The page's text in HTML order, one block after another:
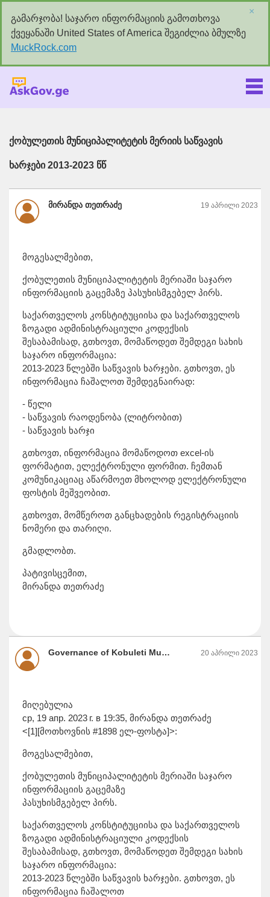
გამარჯობა! საჯარო ინფორმაციის გამოთხოვა
ქვეყანაში United States of America შეგიძლია ბმულზე
MuckRock.com
×
ქობულეთის მუნიციპალიტეტის მერიის საწვავის
ხარჯები 2013-2023 წწ
მირანდა თეთრაძე 19 აპრილი 2023
მოგესალმებით,
ქობულეთის მუნიციპალიტეტის მერიაში საჯარო
ინფორმაციის გაცემაზე პასუხისმგებელ პირს.
საქართველოს კონსტიტუციისა და საქართველოს
ზოგადი ადმინისტრაციული კოდექსის
შესაბამისად, გთხოვთ, მომაწოდეთ შემდეგი სახის
საჯარო ინფორმაცია:
2013-2023 წლებში საწვავის ხარჯები. გთხოვთ, ეს
ინფორმაცია ჩაშალოთ შემდეგნაირად:
- წელი
- საწვავის რაოდენობა (ლიტრობით)
- საწვავის ხარჯი
გთხოვთ, ინფორმაცია მომაწოდოთ excel-ის
ფორმატით, ელექტრონული ფორმით. ჩემთან
კომუნიკაციაც აწარმოეთ მხოლოდ ელექტრონული
ფოსტის მეშვეობით.
გთხოვთ, მომწეროთ განცხადების რეგისტრაციის
ნომერი და თარიღი.
გმადლობთ.
პატივისცემით,
მირანდა თეთრაძე
Governance of Kobuleti Municipality, ქობულეთის მუნიციპალიტეტის მერია 20 აპრილი 2023
მიღებულია
ср, 19 апр. 2023 г. в 19:35, მირანდა თეთრაძე
<[1][მოთხოვნის #1898 ელ-ფოსტა]>:
მოგესალმებით,
ქობულეთის მუნიციპალიტეტის მერიაში საჯარო
ინფორმაციის გაცემაზე
პასუხისმგებელ პირს.
საქართველოს კონსტიტუციისა და საქართველოს
ზოგადი ადმინისტრაციული კოდექსის
შესაბამისად, გთხოვთ, მომაწოდეთ შემდეგი სახის
საჯარო ინფორმაცია:
2013-2023 წლებში საწვავის ხარჯები. გთხოვთ, ეს
ინფორმაცია ჩაშალოთ